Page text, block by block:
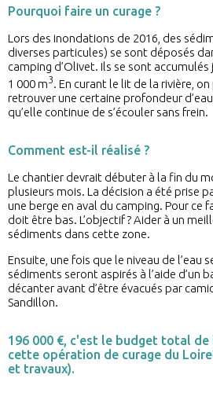
Pourquoi faire un curage ?
Lors des inondations de 2016, des
diverses particules) se sont déposés
camping d’Olivet. Ils se sont
1 000 m3. En curant le lit de la rivière,
retrouver une certaine profondeur
qu’elle continue de s’écouler sans frein.
Comment est-il réalisé ?
Le chantier devrait débuter à la fin du
plusieurs mois. La décision a été prise
une berge en aval du camping. Pour ce
doit être bas. L’objectif ? Aider à un
sédiments dans cette zone.
Ensuite, une fois que le niveau de l’eau
sédiments seront aspirés à l’aide d’un
décanter avant d’être évacués par
Sandillon.
196 000 €, c'est le budget total
cette opération de curage du
et travaux).